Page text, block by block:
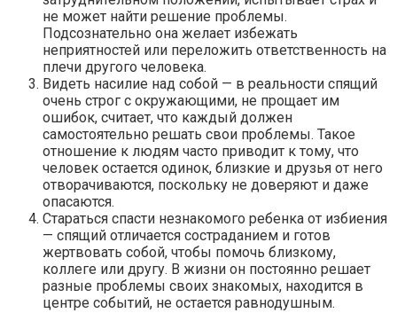
не может найти решение проблемы.
Подсознательно она желает избежать
неприятностей или переложить ответственность на
плечи другого человека.
Видеть насилие над собой — в реальности спящий
очень строг с окружающими, не прощает им
ошибок, считает, что каждый должен
самостоятельно решать свои проблемы. Такое
отношение к людям часто приводит к тому, что
человек остается одинок, близкие и друзья от него
отворачиваются, поскольку не доверяют и даже
опасаются.
Стараться спасти незнакомого ребенка от избиения
— спящий отличается состраданием и готов
жертвовать собой, чтобы помочь близкому,
коллеге или другу. В жизни он постоянно решает
разные проблемы своих знакомых, находится в
центре событий, не остается равнодушным.